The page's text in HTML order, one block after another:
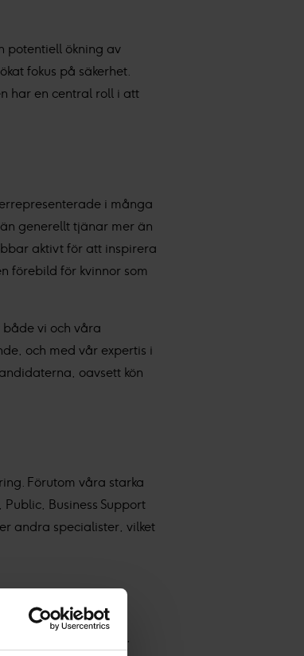
potentiell ökning av
fokus på säkerhet.
har en central roll i att
i många
generellt tjänar mer än
aktivt för att inspirera
förebild för kvinnor som
vi och våra
och med vår expertis i
oavsett kön
Förutom våra starka
Business Support
andra specialister, vilket
inom Bank,